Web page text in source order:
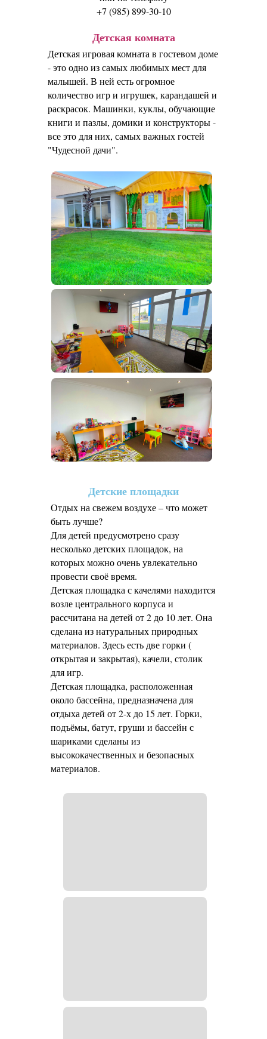
+7 (985) 899-30-10
Детская комната
Детская игровая комната в гостевом доме
- это одно из самых любимых мест для
малышей. В ней есть огромное
количество игр и игрушек, карандашей и
раскрасок. Машинки, куклы, обучающие
книги и пазлы, домики и конструкторы -
все это для них, самых важных гостей
"Чудесной дачи".
Детские площадки
Отдых на свежем воздухе – что может
быть лучше?
Для детей предусмотрено сразу
несколько детских площадок, на
которых можно очень увлекательно
провести своё время.
Детская площадка с качелями находится
возле центрального корпуса и
рассчитана на детей от 2 до 10 лет. Она
сделана из натуральных природных
материалов. Здесь есть две горки (
открытая и закрытая), качели, столик
для игр.
Детская площадка, расположенная
около бассейна, предназначена для
отдыха детей от 2-х до 15 лет. Горки,
подъёмы, батут, груши и бассейн с
шариками сделаны из
высококачественных и безопасных
материалов.